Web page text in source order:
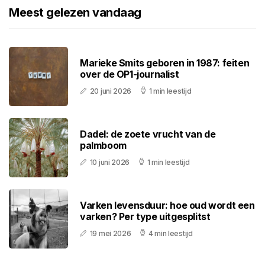
Meest gelezen vandaag
Marieke Smits geboren in 1987: feiten
over de OP1-journalist
20 juni 2026 1 min leestijd
Dadel: de zoete vrucht van de
palmboom
10 juni 2026 1 min leestijd
Varken levensduur: hoe oud wordt een
varken? Per type uitgesplitst
19 mei 2026 4 min leestijd